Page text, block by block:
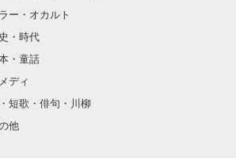
ー・オカルト
・時代
・童話
ディ
短歌・俳句・川柳
他